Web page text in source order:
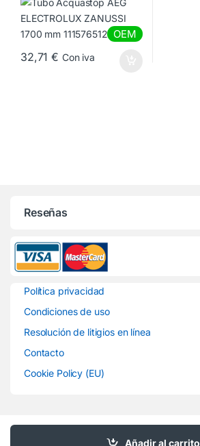
Añadir al carrito
OEM
32,71€ Con iva
Reseñas
Política privacidad
Condiciones de uso
Resolución de litigios en línea
Contacto
Cookie Policy (EU)